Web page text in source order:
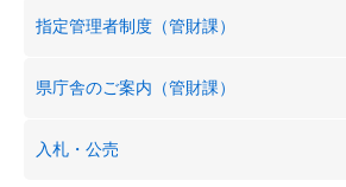
指定管理者制度（管財課）
県庁舎のご案内（管財課）
入札・公売